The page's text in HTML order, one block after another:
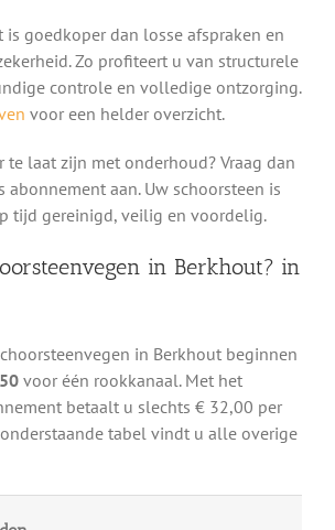
is goedkoper dan losse afspraken en
Zo profiteert u van structurele
controle en volledige ontzorging.
voor een helder overzicht.
laat zijn met onderhoud? Vraag dan
abonnement aan. Uw schoorsteen is
tijd gereinigd, veilig en voordelig.
in Berkhout? in
in Berkhout beginnen
voor één rookkanaal. Met het
betaalt u slechts € 32,00 per
tabel vindt u alle overige